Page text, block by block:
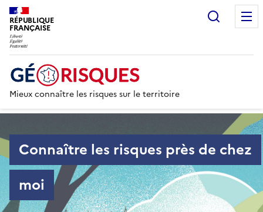
RÉPUBLIQUE
FRANÇAISE
Mieux connaître les risques sur le territoire
Connaître les risques près de chez
moi